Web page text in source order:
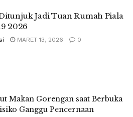
Jadi Tuan Rumah Piala
2026
MARET 13, 2026 0
Makan Gorengan saat Berbuka
Ganggu Pencernaan